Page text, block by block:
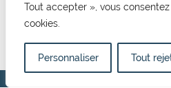
Tout accepter », vous
cookies.
Personnaliser Tout
Mairie de Cormelles
20 rue de l'Eglise 14123,
02 31 52 12 29